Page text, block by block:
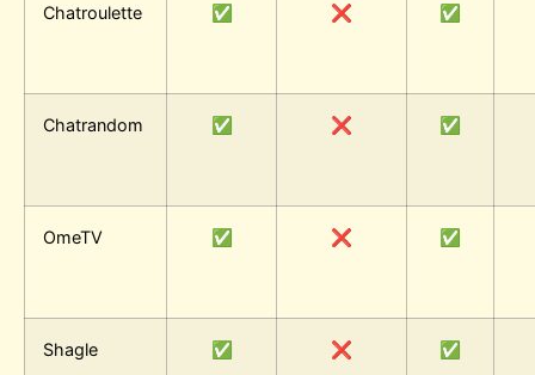
Chatroulette ✅ ❌ ✅
Chatrandom ✅ ❌ ✅
OmeTV ✅ ❌ ✅
Shagle ✅ ❌ ✅